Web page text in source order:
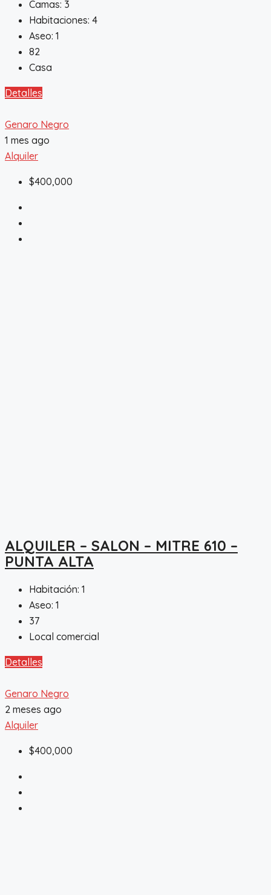
Camas: 3
Habitaciones: 4
Aseo: 1
82
Casa
Detalles
Genaro Negro
1 mes ago
Alquiler
$400,000
ALQUILER – SALON – MITRE 610 –
PUNTA ALTA
Habitación: 1
Aseo: 1
37
Local comercial
Detalles
Genaro Negro
2 meses ago
Alquiler
$400,000